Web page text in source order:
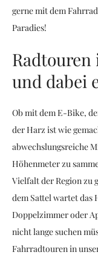
gerne mit dem
Paradies!
Radtouren
und dabei
Ob mit dem E-Bike,
der Harz ist wie
abwechslungsreiche
Höhenmeter zu
Vielfalt der Region zu
dem Sattel wartet das
Doppelzimmer oder
nicht lange suchen
Fahrradtouren in